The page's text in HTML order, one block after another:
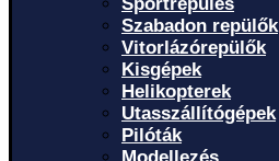
Szabadon repülők
Vitorlázórepülők
Kisgépek
Helikopterek
Utasszállítógépek
Pilóták